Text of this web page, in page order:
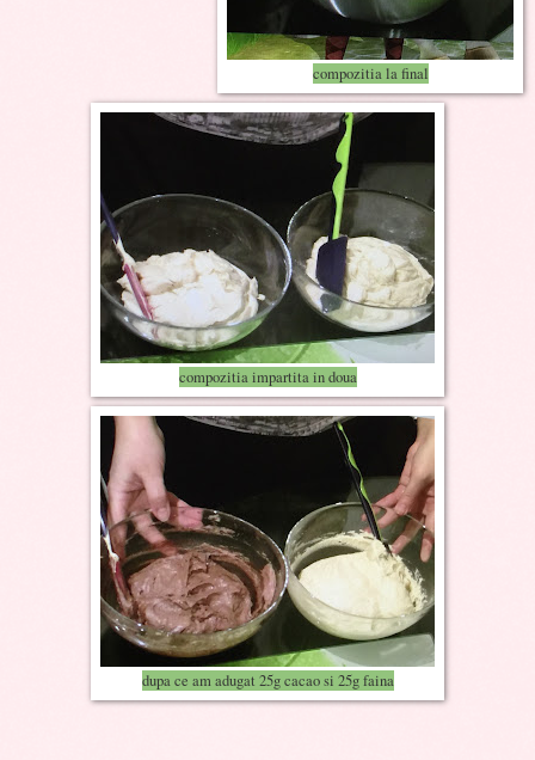
compozitia la final
compozitia impartita in doua
dupa ce am adugat 25g cacao si 25g faina